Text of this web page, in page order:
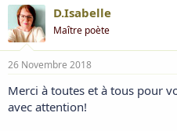
D.Isabelle
Maître poète
26 Novembre 2018
Merci à toutes et à tous pour
avec attention!